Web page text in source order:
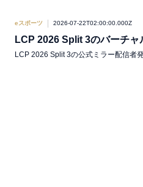
eスポーツ 2026-07-22T02:00:00.000Z
LCP 2026 Split 3のバーチャ
LCP 2026 Split 3の公式ミラー配信者